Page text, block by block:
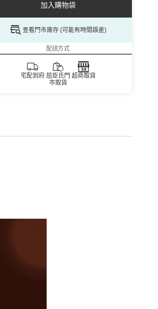
加入購物袋
查看門市庫存 (可能有時間誤差)
配送方式
宅配到府 屈臣氏門
市取貨
超商取貨